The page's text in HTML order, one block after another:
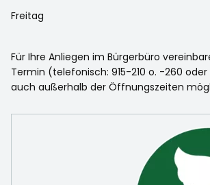
Freitag
Für Ihre Anliegen im Bürgerbüro
Termin (telefonisch: 915-210 o. -260
auch außerhalb der Öffnungszeiten